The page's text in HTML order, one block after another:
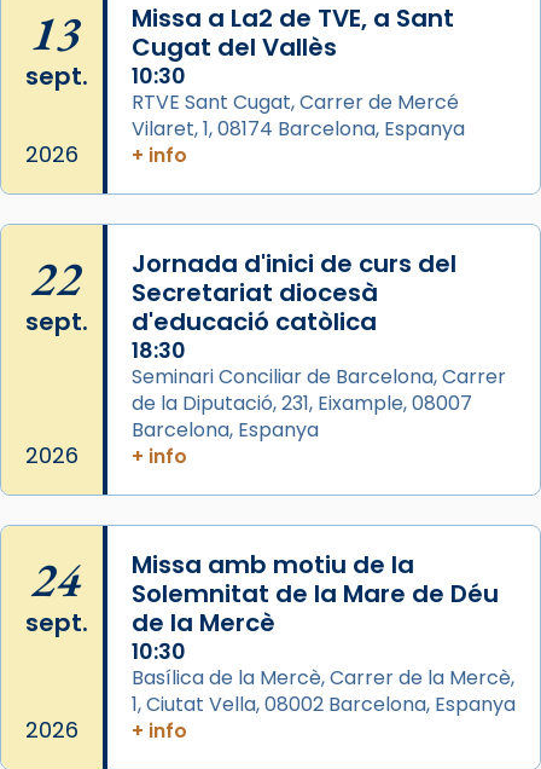
📸 Dr. G. Simón
View on Facebook · Share
Arquebisbat de Barcelona
Memòria de les santes Juliana i
Semproniana, verges i màrtirs.
Acompanyant la història de sant Cugat, a
partir de l’Edat Mitjana sorgeix la tradició
que les santes Juliana (“relatiu a Júlia”) i
Semproniana (“relatiu a Semprònia =
eterna”) són deixebles seves. I l’any 1667, el
frare Joan Gaspar Roig, afirma en una obra
Foto
View on Facebook · Share
13
sept.
2026
Missa a La2 de TVE, a Sant
Cugat del Vallès
10:30
RTVE Sant Cugat, Carrer de Mercé
Vilaret, 1, 08174 Barcelona, Espanya
+ info
22
sept.
2026
Jornada d'inici de curs del
Secretariat diocesà
d'educació catòlica
18:30
Seminari Conciliar de Barcelona, Carrer
de la Diputació, 231, Eixample, 08007
Barcelona, Espanya
+ info
24
sept.
2026
Missa amb motiu de la
Solemnitat de la Mare de Déu
de la Mercè
10:30
Basílica de la Mercè, Carrer de la Mercè,
1, Ciutat Vella, 08002 Barcelona, Espanya
+ info